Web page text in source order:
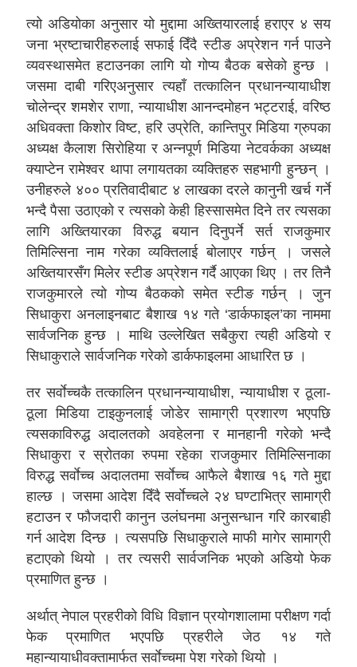
त्यो अडियोका अनुसार यो मुद्दामा अख्तियारलाई हराएर ४ सय
जना भ्रष्टाचारीहरुलाई सफाई दिँदै स्टीङ अप्रेशन गर्न पाउने
व्यवस्थासमेत हटाउनका लागि यो गोप्य बैठक बसेको हुन्छ ।
जसमा दाबी गरिएअनुसार त्यहाँ तत्कालिन प्रधानन्यायाधीश
चोलेन्द्र शमशेर राणा, न्यायाधीश आनन्दमोहन भट्टराई, वरिष्ठ
अधिवक्ता किशोर विष्ट, हरि उप्रेति, कान्तिपुर मिडिया ग्रुपका
अध्यक्ष कैलाश सिरोहिया र अन्नपूर्ण मिडिया नेटवर्कका अध्यक्ष
क्याप्टेन रामेश्वर थापा लगायतका व्यक्तिहरु सहभागी हुन्छन् ।
उनीहरुले ४०० प्रतिवादीबाट ४ लाखका दरले कानुनी खर्च गर्ने
भन्दै पैसा उठाएको र त्यसको केही हिस्सासमेत दिने तर त्यसका
लागि अख्तियारका विरुद्ध बयान दिनुपर्ने सर्त राजकुमार
तिमिल्सिना नाम गरेका व्यक्तिलाई बोलाएर गर्छन् । जसले
अख्तियारसँग मिलेर स्टीङ अप्रेशन गर्दै आएका थिए । तर तिनै
राजकुमारले त्यो गोप्य बैठकको समेत स्टीङ गर्छन् । जुन
सिधाकुरा अनलाइनबाट बैशाख १४ गते ‘डार्कफाइल’का नाममा
सार्वजनिक हुन्छ । माथि उल्लेखित सबैकुरा त्यही अडियो र
सिधाकुराले सार्वजनिक गरेको डार्कफाइलमा आधारित छ ।
तर सर्वाेच्चकै तत्कालिन प्रधानन्यायाधीश, न्यायाधीश र ठूला-
ठूला मिडिया टाइकुनलाई जोडेर सामाग्री प्रशारण भएपछि
त्यसकाविरुद्ध अदालतको अवहेलना र मानहानी गरेको भन्दै
सिधाकुरा र स्रोतका रुपमा रहेका राजकुमार तिमिल्सिनाका
विरुद्ध सर्वाेच्च अदालतमा सर्वाेच्च आफैले बैशाख १६ गते मुद्दा
हाल्छ । जसमा आदेश दिँदै सर्वाेच्चले २४ घण्टाभित्र सामाग्री
हटाउन र फौजदारी कानुन उलंघनमा अनुसन्धान गरि कारबाही
गर्न आदेश दिन्छ । त्यसपछि सिधाकुराले माफी मागेर सामाग्री
हटाएको थियो । तर त्यसरी सार्वजनिक भएको अडियो फेक
प्रमाणित हुन्छ ।
अर्थात् नेपाल प्रहरीको विधि विज्ञान प्रयोगशालामा परीक्षण गर्दा
फेक प्रमाणित भएपछि प्रहरीले जेठ १४ गते
महान्यायाधीवक्तामार्फत सर्वाेच्चमा पेश गरेको थियो ।